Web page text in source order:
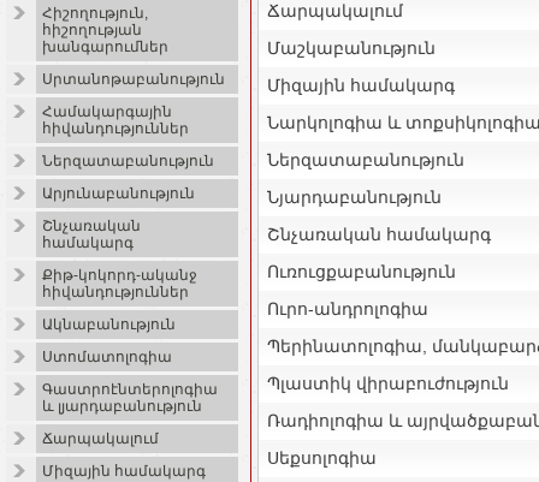
Հիշողություն,
հիշողության
խանգարումներ
Սրտանոթաբանություն
Համակարգային
հիվանդություններ
Ներզատաբանություն
Արյունաբանություն
Շնչառական
համակարգ
Քիթ-կոկորդ-ականջ
հիվանդություններ
Ակնաբանություն
Ստոմատոլոգիա
Գաստրոէնտերոլոգիա
և լյարդաբանություն
Ճարպակալում
Միզային համակարգ
Ճարպակալում
Մաշկաբանություն
Միզային համակարգ
Նարկոլոգիա և
Ներզատաբանություն
Նյարդաբանություն
Շնչառական համակարգ
Ուռուցքաբանություն
Ուրո-անդրոլոգիա
Պերինատոլոգիա,
Պլաստիկ վիրաբուժություն
Ռադիոլոգիա և
Սեքսոլոգիա